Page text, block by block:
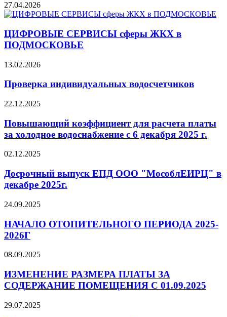
27.04.2026
ЦИФРОВЫЕ СЕРВИСЫ сферы ЖКХ в
ПОДМОСКОВЬЕ
13.02.2026
Проверка индивидуальных водосчетчиков
22.12.2025
Повышающий коэффициент для расчета платы
за холодное водоснабжение с 6 декабря 2025 г.
02.12.2025
Досрочный выпуск ЕПД ООО "МособлЕИРЦ" в
декабре 2025г.
24.09.2025
НАЧАЛО ОТОПИТЕЛЬНОГО ПЕРИОДА 2025-
2026Г
08.09.2025
ИЗМЕНЕНИЕ РАЗМЕРА ПЛАТЫ ЗА
СОДЕРЖАНИЕ ПОМЕЩЕНИЯ С 01.09.2025
29.07.2025